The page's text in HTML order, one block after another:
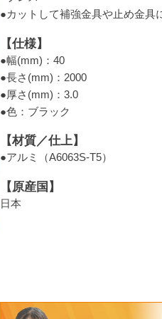
●カットして補強金具や止め金具
【仕様】
●幅(mm)：40
●長さ(mm)：2000
●厚さ(mm)：3.0
●色：ブラック
【材質／仕上】
●アルミ（A6063S-T5）
【原産国】
日本